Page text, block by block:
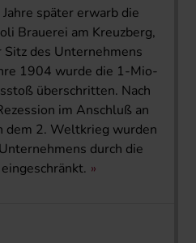
später erwarb die
Brauerei am Kreuzberg,
des Unternehmens
1904 wurde die 1-Mio-
überschritten. Nach
im Anschluß an
dem 2. Weltkrieg wurden
durch die